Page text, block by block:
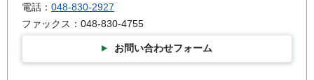
電話： 048-830-2927
ファックス：048-830-4755
お問い合わせフォーム